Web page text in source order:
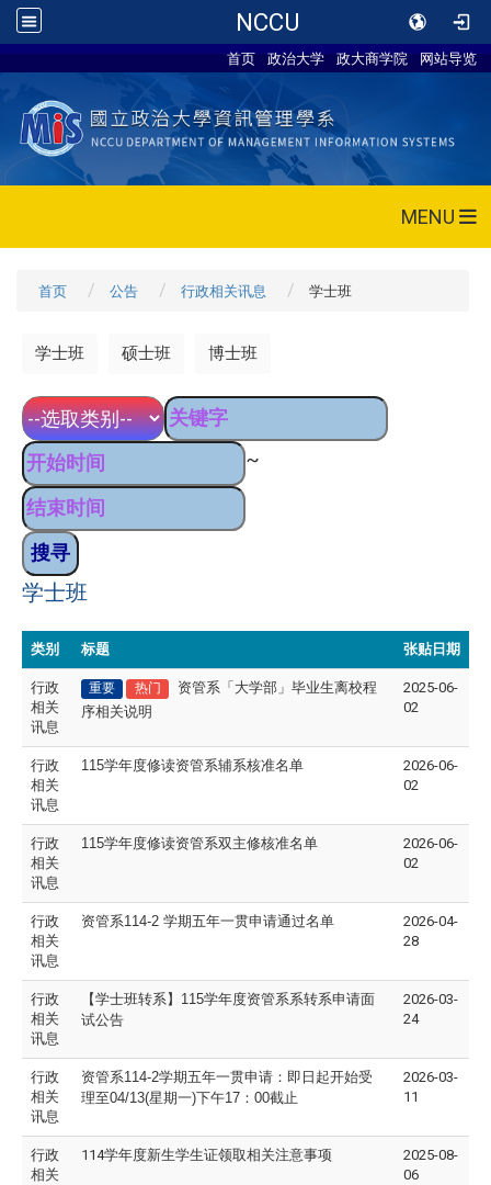
NCCU
首页 政治大学 政大商学院 网站导览
MENU
首页 公告 行政相关讯息 学士班
学士班 硕士班 博士班
~
学士班
类别 标题 张贴日期
行政
相关
讯息
重要 热门
资管系「大学部」毕业生离校程
序相关说明
2025-06-
02
行政
相关
讯息
115学年度修读资管系辅系核准名单
2026-06-
02
行政
相关
讯息
115学年度修读资管系双主修核准名单
2026-06-
02
行政
相关
讯息
资管系114-2 学期五年一贯申请通过名单
2026-04-
28
行政
相关
讯息
【学士班转系】115学年度资管系系转系申请面
试公告
2026-03-
24
行政
相关
讯息
资管系114-2学期五年一贯申请：即日起开始受
理至04/13(星期一)下午17：00截止
2026-03-
11
行政
相关
114学年度新生学生证领取相关注意事项
2025-08-
06